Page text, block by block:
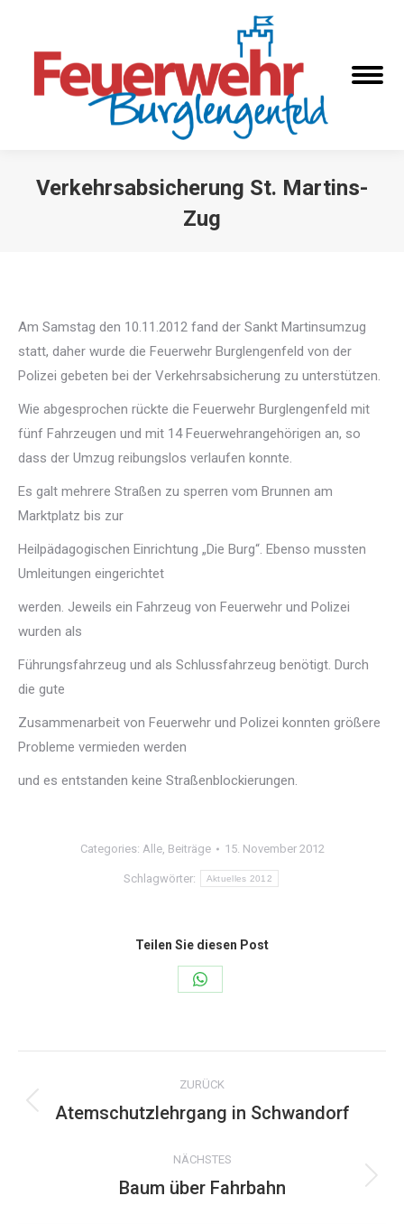
Verkehrsabsicherung St. Martins-
Zug
Am Samstag den 10.11.2012 fand der Sankt Martinsumzug
statt, daher wurde die Feuerwehr Burglengenfeld von der
Polizei gebeten bei der Verkehrsabsicherung zu unterstützen.
Wie abgesprochen rückte die Feuerwehr Burglengenfeld mit
fünf Fahrzeugen und mit 14 Feuerwehrangehörigen an, so
dass der Umzug reibungslos verlaufen konnte.
Es galt mehrere Straßen zu sperren vom Brunnen am
Marktplatz bis zur
Heilpädagogischen Einrichtung „Die Burg“. Ebenso mussten
Umleitungen eingerichtet
werden. Jeweils ein Fahrzeug von Feuerwehr und Polizei
wurden als
Führungsfahrzeug und als Schlussfahrzeug benötigt. Durch
die gute
Zusammenarbeit von Feuerwehr und Polizei konnten größere
Probleme vermieden werden
und es entstanden keine Straßenblockierungen.
Categories: Alle, Beiträge 15. November 2012
Schlagwörter: Aktuelles 2012
Teilen Sie diesen Post
Share
WhatsApp
Kommentarnavigation
ZURÜCK
Vorheriger
Atemschutzlehrgang in Schwandorf
NÄCHSTES
Nächster
Baum über Fahrbahn